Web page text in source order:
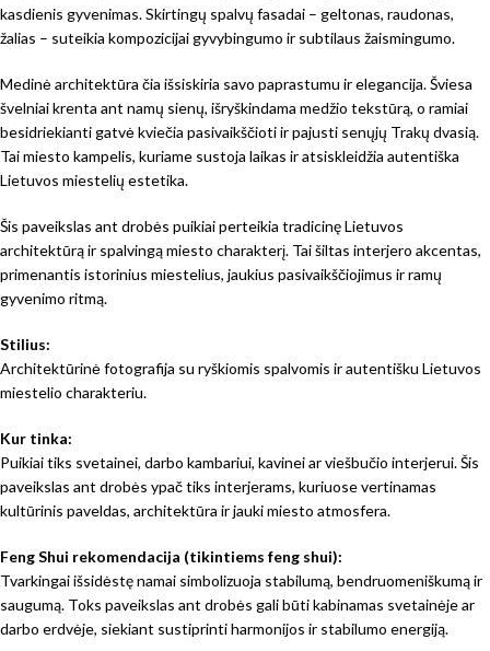
kasdienis gyvenimas. Skirtingų spalvų fasadai – geltonas, raudonas,
žalias – suteikia kompozicijai gyvybingumo ir subtilaus žaismingumo.
Medinė architektūra čia išsiskiria savo paprastumu ir elegancija. Šviesa
švelniai krenta ant namų sienų, išryškindama medžio tekstūrą, o ramiai
besidriekianti gatvė kviečia pasivaikščioti ir pajusti senųjų Trakų dvasią.
Tai miesto kampelis, kuriame sustoja laikas ir atsiskleidžia autentiška
Lietuvos miestelių estetika.
Šis paveikslas ant drobės puikiai perteikia tradicinę Lietuvos
architektūrą ir spalvingą miesto charakterį. Tai šiltas interjero akcentas,
primenantis istorinius miestelius, jaukius pasivaikščiojimus ir ramų
gyvenimo ritmą.
Stilius:
Architektūrinė fotografija su ryškiomis spalvomis ir autentišku Lietuvos
miestelio charakteriu.
Kur tinka:
Puikiai tiks svetainei, darbo kambariui, kavinei ar viešbučio interjerui. Šis
paveikslas ant drobės ypač tiks interjerams, kuriuose vertinamas
kultūrinis paveldas, architektūra ir jauki miesto atmosfera.
Feng Shui rekomendacija (tikintiems feng shui):
Tvarkingai išsidėstę namai simbolizuoja stabilumą, bendruomeniškumą ir
saugumą. Toks paveikslas ant drobės gali būti kabinamas svetainėje ar
darbo erdvėje, siekiant sustiprinti harmonijos ir stabilumo energiją.